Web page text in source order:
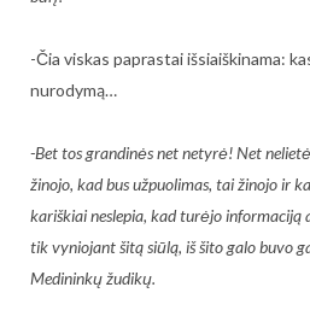
-Čia viskas paprastai išsiaiškinama:
nurodymą…
-Bet tos grandinės net netyrė! Net
žinojo, kad bus užpuolimas, tai žinojo ir
kariškiai neslepia, kad turėjo informaciją
tik vyniojant šitą siūlą, iš šito galo buvo
Medininkų žudikų.